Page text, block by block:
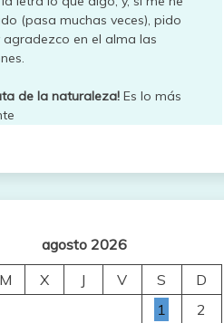
(pasa muchas veces), pido
en el alma las
de la naturaleza!Es lo más
agosto 2026
M X J V S
D
1
2